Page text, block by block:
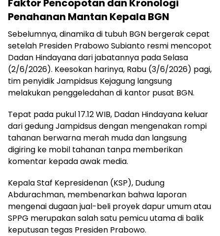
Faktor Pencopotan dan Kronologi
Penahanan Mantan Kepala BGN
Sebelumnya, dinamika di tubuh BGN bergerak cepat
setelah Presiden Prabowo Subianto resmi mencopot
Dadan Hindayana dari jabatannya pada Selasa
(2/6/2026). Keesokan harinya, Rabu (3/6/2026) pagi,
tim penyidik Jampidsus Kejagung langsung
melakukan penggeledahan di kantor pusat BGN.
Tepat pada pukul 17.12 WIB, Dadan Hindayana keluar
dari gedung Jampidsus dengan mengenakan rompi
tahanan berwarna merah muda dan langsung
digiring ke mobil tahanan tanpa memberikan
komentar kepada awak media.
Kepala Staf Kepresidenan (KSP), Dudung
Abdurachman, membenarkan bahwa laporan
mengenai dugaan jual-beli proyek dapur umum atau
SPPG merupakan salah satu pemicu utama di balik
keputusan tegas Presiden Prabowo.